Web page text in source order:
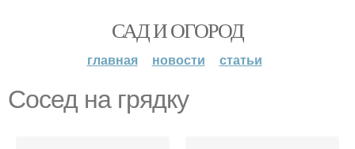
САД И ОГОРОД
главная новости статьи
Сосед на грядку